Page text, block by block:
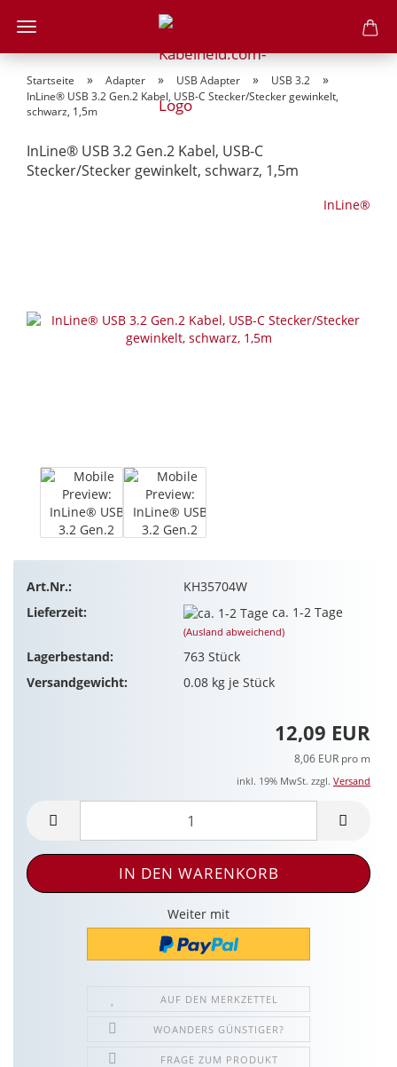
Startseite » Adapter » USB Adapter » USB 3.2 »
InLine® USB 3.2 Gen.2 Kabel, USB-C Stecker/Stecker gewinkelt,
schwarz, 1,5m
InLine® USB 3.2 Gen.2 Kabel, USB-C
Stecker/Stecker gewinkelt, schwarz, 1,5m
InLine®
Art.Nr.:
KH35704W
Lieferzeit:
ca. 1-2 Tage
(Ausland abweichend)
Lagerbestand: 763 Stück
Versandgewicht:
0.08kg je Stück
12,09 EUR
8,06 EUR pro m
inkl. 19% MwSt. zzgl. Versand
Weiter mit
AUF DEN MERKZETTEL
WOANDERS GÜNSTIGER?
FRAGE ZUM PRODUKT